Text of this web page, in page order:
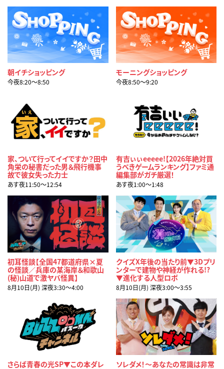
朝イチショッピング
今夜8:20〜8:50
モーニングショッピング
今夜8:50〜9:20
家、ついて行ってイイですか？田中
角栄の秘書だった男＆飛行機事
故で彼女失った力士
あす夜11:50〜12:54
有吉ぃぃeeeee!【2026年絶対買
うべきゲームランキング】ファミ通
編集部がガチ厳選！
あす夜1:00〜1:48
初耳怪談【全国47都道府県×夏
の怪談／兵庫の某海岸＆和歌山
(秘)山道で激ヤバ怪異】
8月10日(月) 深夜3:30〜4:00
クイズX年後の当たり前▼3Dプリ
ンターで建物や神経が作れる!?
▼進化する人型ロボ
8月10日(月) 深夜3:00〜3:55
さらば青春の光SP▼この本ダレ
ソレダメ！～あなたの常識は非常